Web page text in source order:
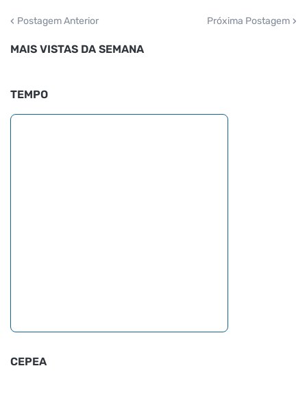
Postagem Anterior Próxima Postagem
MAIS VISTAS DA SEMANA
TEMPO
CEPEA